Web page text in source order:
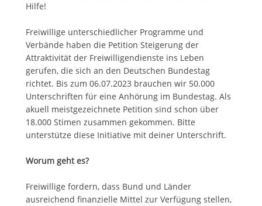
Hilfe!
Freiwillige unterschiedlicher Programme und
Verbände haben die Petition Steigerung der
Attraktivität der Freiwilligendienste ins Leben
gerufen, die sich an den Deutschen Bundestag
richtet. Bis zum 06.07.2023 brauchen wir 50.000
Unterschriften für eine Anhörung im Bundestag. Als
akuell meistgezeichnete Petition sind schon über
18.000 Stimen zusammen gekommen. Bitte
unterstütze diese Initiative mit deiner Unterschrift.
Worum geht es?
Freiwillige fordern, dass Bund und Länder
ausreichend finanzielle Mittel zur Verfügung stellen,